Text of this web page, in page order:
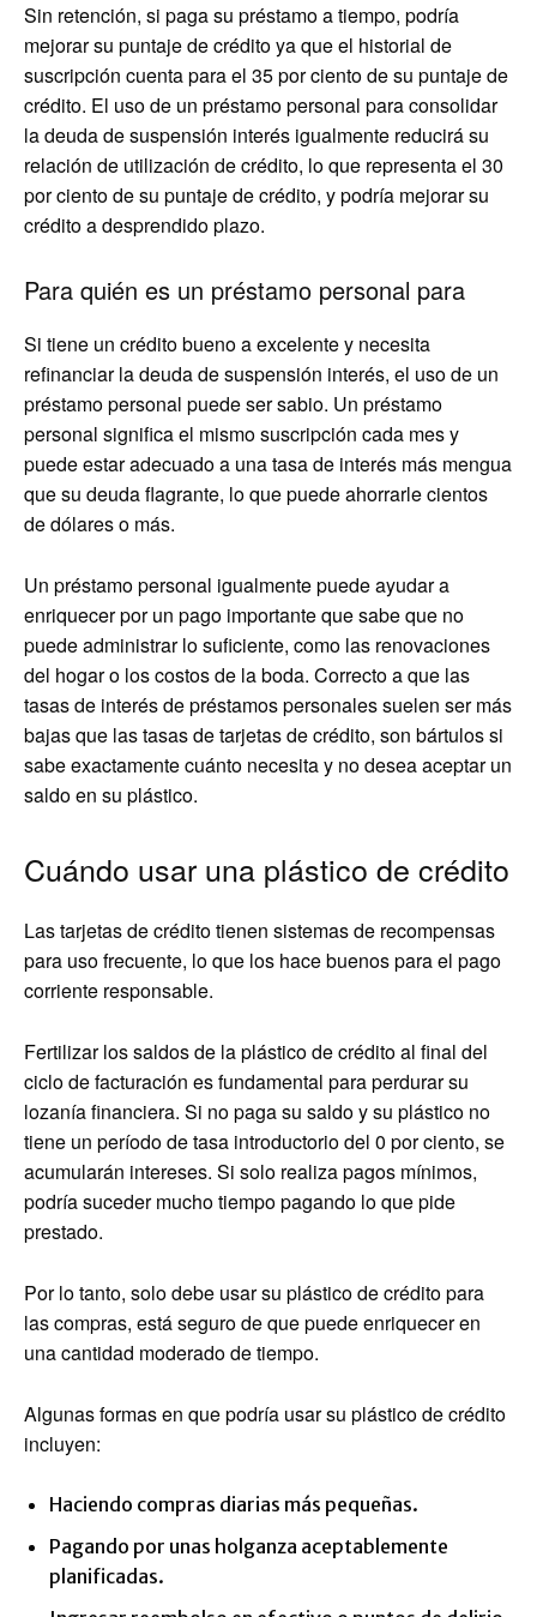
Sin retención, si paga su préstamo a tiempo, podría
mejorar su puntaje de crédito ya que el historial de
suscripción cuenta para el 35 por ciento de su puntaje de
crédito. El uso de un préstamo personal para consolidar
la deuda de suspensión interés igualmente reducirá su
relación de utilización de crédito, lo que representa el 30
por ciento de su puntaje de crédito, y podría mejorar su
crédito a desprendido plazo.
Para quién es un préstamo personal para
Si tiene un crédito bueno a excelente y necesita
refinanciar la deuda de suspensión interés, el uso de un
préstamo personal puede ser sabio. Un préstamo
personal significa el mismo suscripción cada mes y
puede estar adecuado a una tasa de interés más mengua
que su deuda flagrante, lo que puede ahorrarle cientos
de dólares o más.
Un préstamo personal igualmente puede ayudar a
enriquecer por un pago importante que sabe que no
puede administrar lo suficiente, como las renovaciones
del hogar o los costos de la boda. Correcto a que las
tasas de interés de préstamos personales suelen ser más
bajas que las tasas de tarjetas de crédito, son bártulos si
sabe exactamente cuánto necesita y no desea aceptar un
saldo en su plástico.
Cuándo usar una plástico de crédito
Las tarjetas de crédito tienen sistemas de recompensas
para uso frecuente, lo que los hace buenos para el pago
corriente responsable.
Fertilizar los saldos de la plástico de crédito al final del
ciclo de facturación es fundamental para perdurar su
lozanía financiera. Si no paga su saldo y su plástico no
tiene un período de tasa introductorio del 0 por ciento, se
acumularán intereses. Si solo realiza pagos mínimos,
podría suceder mucho tiempo pagando lo que pide
prestado.
Por lo tanto, solo debe usar su plástico de crédito para
las compras, está seguro de que puede enriquecer en
una cantidad moderado de tiempo.
Algunas formas en que podría usar su plástico de crédito
incluyen:
Haciendo compras diarias más pequeñas.
Pagando por unas holganza aceptablemente
planificadas.